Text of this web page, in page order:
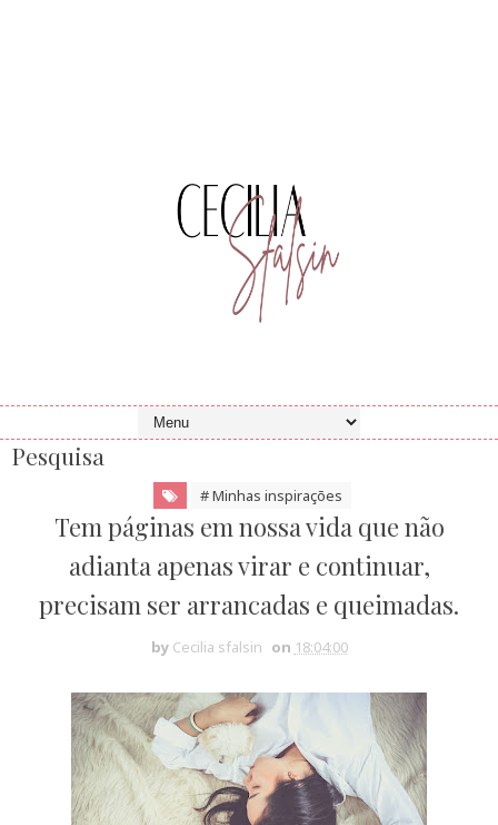
Pesquisa
# Minhas inspirações
Tem páginas em nossa vida que não
adianta apenas virar e continuar,
precisam ser arrancadas e queimadas.
by Cecilia sfalsin on 18:04:00